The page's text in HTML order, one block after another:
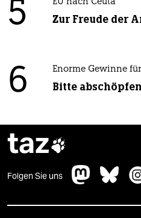
5 EU nach Ceuta
Zur Freude der
6 Enorme Gewinne
Bitte
taz
Folgen Sie uns